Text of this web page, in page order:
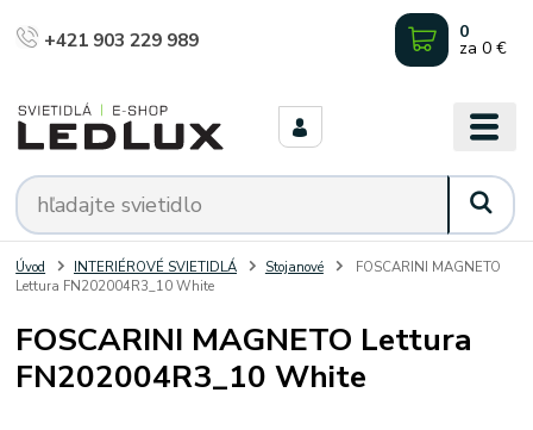
+421 903 229 989 0
za 0 €
Úvod INTERIÉROVÉ SVIETIDLÁ Stojanové
FOSCARINI MAGNETO
Lettura FN202004R3_10 White
FOSCARINI MAGNETO Lettura
FN202004R3_10 White